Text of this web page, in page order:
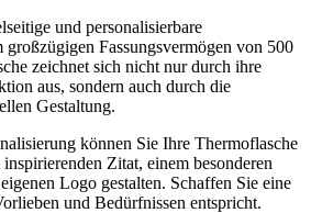
und personalisierbare
Fassungsvermögen von 500
zeichnet sich nicht nur durch ihre
aus, sondern auch durch die
Gestaltung.
können Sie Ihre Thermoflasche
Zitat, einem besonderen
Logo gestalten. Schaffen Sie eine
und Bedürfnissen entspricht.